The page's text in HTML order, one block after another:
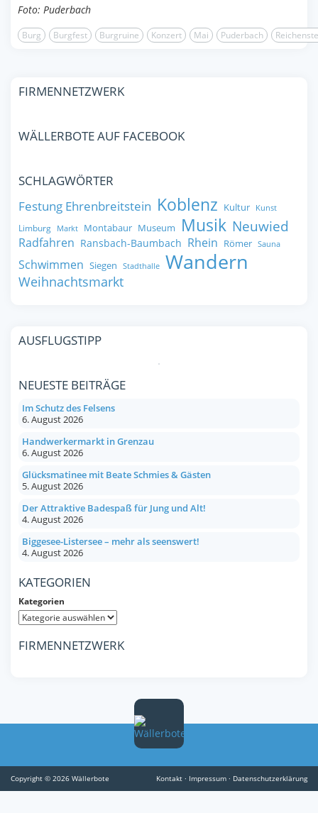
Foto: Puderbach
Burg Burgfest Burgruine Konzert Mai Puderbach
FIRMENNETZWERK
WÄLLERBOTE AUF FACEBOOK
SCHLAGWÖRTER
Festung Ehrenbreitstein Koblenz Kultur Kunst
Limburg Markt Montabaur Museum Musik Neuwied
Radfahren Ransbach-Baumbach Rhein Römer Sauna
Schwimmen Siegen Stadthalle Wandern
Weihnachtsmarkt
AUSFLUGSTIPP
NEUESTE BEITRÄGE
Im Schutz des Felsens
6. August 2026
Handwerkermarkt in Grenzau
6. August 2026
Glücksmatinee mit Beate Schmies & Gästen
5. August 2026
Der Attraktive Badespaß für Jung und Alt!
4. August 2026
Biggesee-Listersee – mehr als seenswert!
4. August 2026
KATEGORIEN
Kategorien
FIRMENNETZWERK
Copyright © 2026 Wällerbote Kontakt · Impressum · Datenschutzerklärung